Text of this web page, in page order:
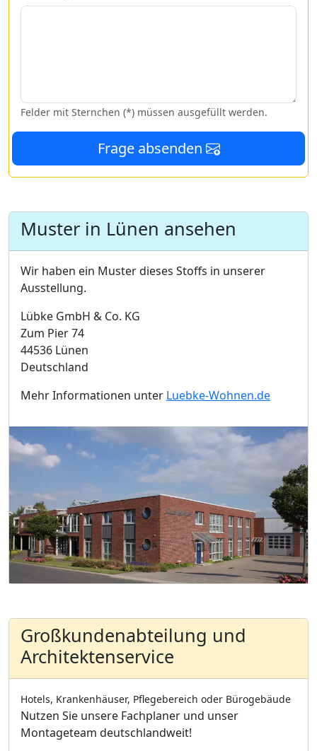
Felder mit Sternchen (*) müssen ausgefüllt werden.
Frage absenden
Muster in Lünen ansehen
Wir haben ein Muster dieses Stoffs in unserer
Ausstellung.
Lübke GmbH & Co. KG
Zum Pier 74
44536 Lünen
Deutschland
Mehr Informationen unter Luebke-Wohnen.de
Großkundenabteilung und
Architektenservice
Hotels, Krankenhäuser, Pflegebereich oder Bürogebäude
Nutzen Sie unsere Fachplaner und unser
Montageteam deutschlandweit!